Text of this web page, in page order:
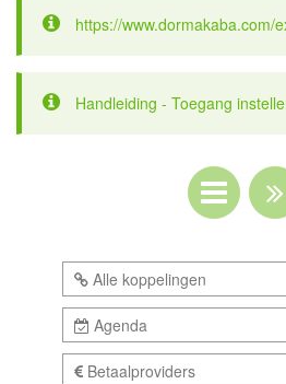
https://www.dormakaba.com/
Handleiding - Toegang
Alle koppelingen
Agenda
Betaalproviders